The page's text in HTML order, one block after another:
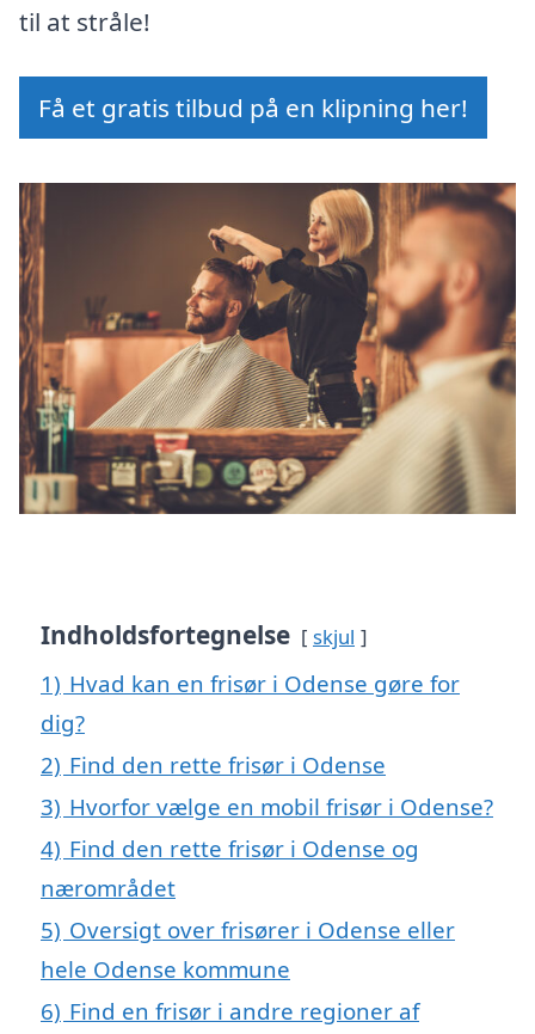
til at stråle!
Få et gratis tilbud på en klipning her!
Indholdsfortegnelse skjul
1) Hvad kan en frisør i Odense gøre for
dig?
2) Find den rette frisør i Odense
3) Hvorfor vælge en mobil frisør i Odense?
4) Find den rette frisør i Odense og
nærområdet
5) Oversigt over frisører i Odense eller
hele Odense kommune
6) Find en frisør i andre regioner af